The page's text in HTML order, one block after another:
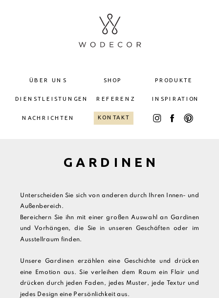
REFERENZ
PRODUKTE
SHOP
ÜBER UNS
DIENSTLEISTUNGEN
KONTAKT
NACHRICHTEN
INSPIRATION
Unterscheiden Sie sich von anderen durch Ihren Innen- und
Außenbereich.
Bereichern Sie ihn mit einer großen Auswahl an Gardinen
und Vorhängen, die Sie in unseren Geschäften oder im
Ausstellraum finden.
Unsere Gardinen erzählen eine Geschichte und drücken
eine Emotion aus. Sie verleihen dem Raum ein Flair und
drücken durch jeden Faden, jedes Muster, jede Textur und
jedes Design eine Persönlichkeit aus.
GARDINEN